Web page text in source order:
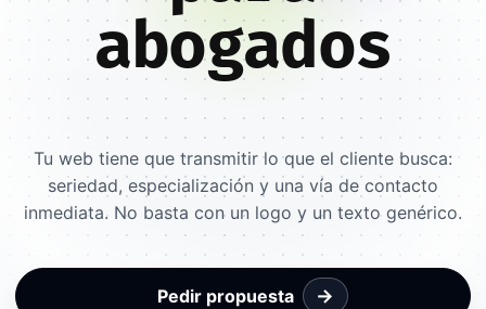
abogados
Tu web tiene que transmitir lo que el cliente busca:
seriedad, especialización y una vía de contacto
inmediata. No basta con un logo y un texto genérico.
Pedir propuesta →